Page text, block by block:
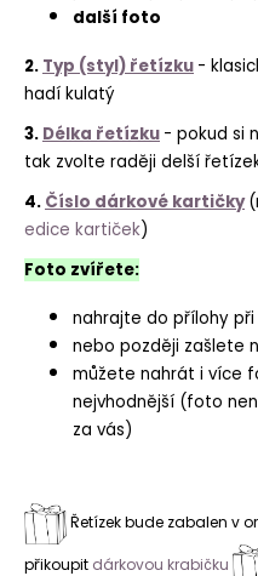
další foto
2. Typ (styl) řetízku -
hadí kulatý
3. Délka řetízku - pokud si
tak zvolte raději delší
4. Číslo dárkové kartičky
edice kartiček)
Foto zvířete:
nahrajte do přílohy
nebo později zašlete
můžete nahrát i více
nejvhodnější (foto
za vás)
Řetízek bude zabalen v
přikoupit dárkovou krabičku